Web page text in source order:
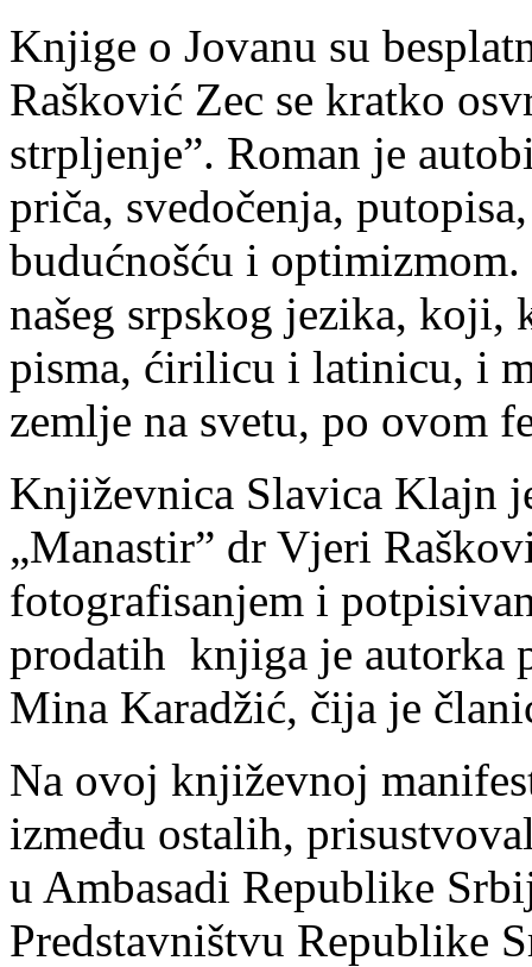
Knjige o Jovanu su
Rašković Zec se kratko
strpljenje”. Roman je
priča, svedočenja,
budućnošću i
našeg srpskog jezika, koji,
pisma, ćirilicu i latinicu, i
zemlje na svetu, po ovom
Književnica Slavica Klajn
„Manastir” dr Vjeri
fotografisanjem i
prodatih knjiga je autorka
Mina Karadžić, čija je
Na ovoj književnoj
između ostalih,
u Ambasadi Republike
Predstavništvu Republike